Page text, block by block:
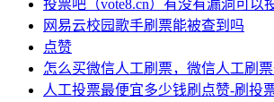
投票吧（vote8.cn）有没有漏洞可以
网易云校园歌手刷票能被查到吗
点赞
怎么买微信人工刷票，微信人工刷
人工投票最便宜多少钱刷点赞-刷投